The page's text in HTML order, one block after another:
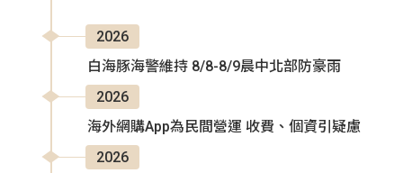
2026
白海豚海警維持 8/8-8/9晨中北部防豪雨
2026
海外網購App為民間營運 收費、個資引疑慮
2026